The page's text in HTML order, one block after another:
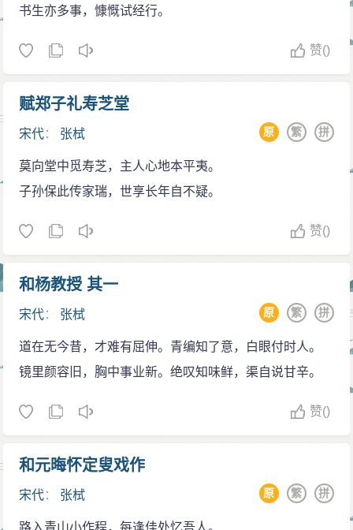
决科利禄计乎？岂特使子习为言语文辞之工而已乎？盖
齐治平的人才。在教育方法上亦提出“为之则有其序，教
之则有方。故先使之从事于小学，习乎六艺之节，讲乎
为弟子之礼，而躬乎洒扫应对进退之事，周旋乎俎豆羽
仑之间，优游于弦歌诵读之际”。认为学习必须循序渐
于异端之归”。反对学习上的好高骛远，在学与思的问题
实践，影响甚著。陈亮则曰：“乾道间东莱吕伯恭（吕祖
谦），新安朱元晦（朱熹）及荆州（张栻）鼎立，为一
代学者宗师。”（《陈亮集》卷21）。全祖望则云：“宣公
身后，湖湘弟子有从止斋、岷隐游者，如彭忠肃公之节
之巨子也。再传而得漫塘（刘宰）、实斋（王遂），谁
谓张氏之学弱于朱子乎！”（《湘学略·岳麓学略第
五》）。朱熹尝言：“己之学乃铢积寸累而成，如敬夫，
则于大本卓然先有见者也。”（《宋史·道学第三》）。
书生亦多事，慷慨试经行。
赞()
赋郑子礼寿芝堂
宋代： 张栻 拼
繁
原
莫向堂中觅寿芝，主人心地本平夷。
子孙保此传家瑞，世享长年自不疑。
赞()
和杨教授 其一
宋代： 张栻 拼
繁
原
道在无今昔，才难有屈伸。青编知了意，白眼付时人。
镜里颜容旧，胸中事业新。绝叹知味鲜，渠自说甘辛。
赞()
和元晦怀定叟戏作
宋代： 张栻 拼
繁
原
路入青山小作程，每逢佳处忆吾人。